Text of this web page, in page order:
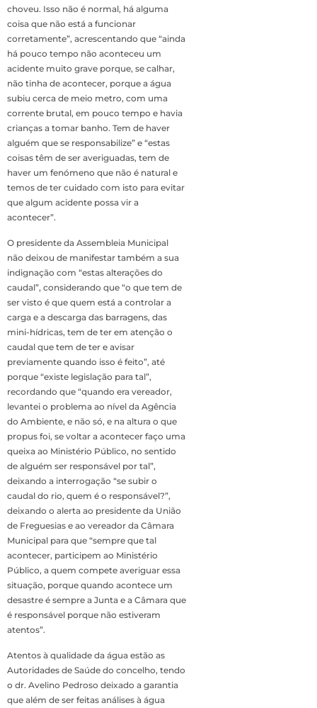
choveu. Isso não é normal, há alguma
coisa que não está a funcionar
corretamente”, acrescentando que “ainda
há pouco tempo não aconteceu um
acidente muito grave porque, se calhar,
não tinha de acontecer, porque a água
subiu cerca de meio metro, com uma
corrente brutal, em pouco tempo e havia
crianças a tomar banho. Tem de haver
alguém que se responsabilize” e “estas
coisas têm de ser averiguadas, tem de
haver um fenómeno que não é natural e
temos de ter cuidado com isto para evitar
que algum acidente possa vir a
acontecer”.
O presidente da Assembleia Municipal
não deixou de manifestar também a sua
indignação com “estas alterações do
caudal”, considerando que “o que tem de
ser visto é que quem está a controlar a
carga e a descarga das barragens, das
mini-hídricas, tem de ter em atenção o
caudal que tem de ter e avisar
previamente quando isso é feito”, até
porque “existe legislação para tal”,
recordando que “quando era vereador,
levantei o problema ao nível da Agência
do Ambiente, e não só, e na altura o que
propus foi, se voltar a acontecer faço uma
queixa ao Ministério Público, no sentido
de alguém ser responsável por tal”,
deixando a interrogação “se subir o
caudal do rio, quem é o responsável?”,
deixando o alerta ao presidente da União
de Freguesias e ao vereador da Câmara
Municipal para que “sempre que tal
acontecer, participem ao Ministério
Público, a quem compete averiguar essa
situação, porque quando acontece um
desastre é sempre a Junta e a Câmara que
é responsável porque não estiveram
atentos”.
Atentos à qualidade da água estão as
Autoridades de Saúde do concelho, tendo
o dr. Avelino Pedroso deixado a garantia
que além de ser feitas análises à água